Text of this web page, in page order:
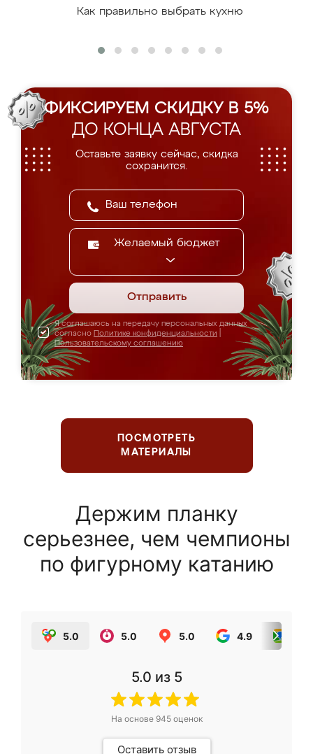
Как правильно выбрать кухню
ФИКСИРУЕМ СКИДКУ В 5%
ДО КОНЦА АВГУСТА
Оставьте заявку сейчас, скидка
сохранится.
Желаемый бюджет
Отправить
Я соглашаюсь на передачу персональных данных
согласно Политике конфиденциальности
Пользовательскому соглашению
ПОСМОТРЕТЬ
МАТЕРИАЛЫ
Держим планку
серьезнее, чем чемпионы
по фигурному катанию
5.0 5.0 5.0 4.9
5.0 из 5
На основе 945оценок
Оставить отзыв